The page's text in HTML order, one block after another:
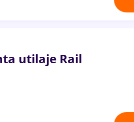
utilaje Rail